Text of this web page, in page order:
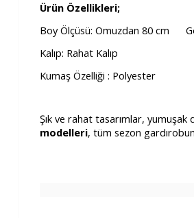
Ürün Özellikleri;
Boy Ölçüsü: Omuzdan 80 cm
Kalıp: Rahat Kalıp
Kumaş Özelliği : Polyester
Şık ve rahat tasarımlar,
modelleri, tüm sezon